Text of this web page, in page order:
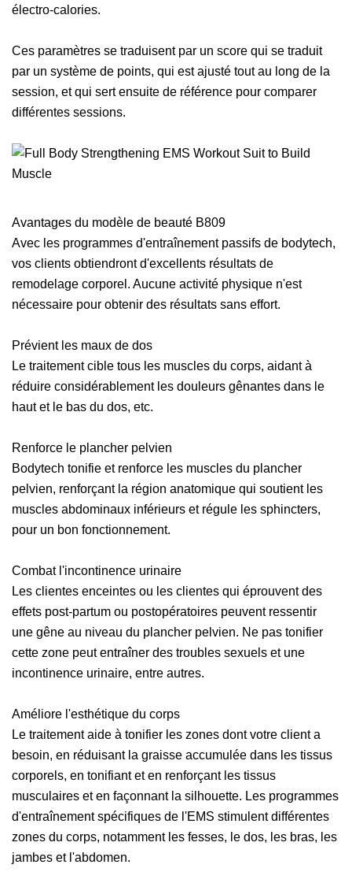
électro-calories.
Ces paramètres se traduisent par un score qui se traduit
par un système de points, qui est ajusté tout au long de la
session, et qui sert ensuite de référence pour comparer
différentes sessions.
Avantages du modèle de beauté B809
Avec les programmes d'entraînement passifs de bodytech,
vos clients obtiendront d'excellents résultats de
remodelage corporel. Aucune activité physique n'est
nécessaire pour obtenir des résultats sans effort.
Prévient les maux de dos
Le traitement cible tous les muscles du corps, aidant à
réduire considérablement les douleurs gênantes dans le
haut et le bas du dos, etc.
Renforce le plancher pelvien
Bodytech tonifie et renforce les muscles du plancher
pelvien, renforçant la région anatomique qui soutient les
muscles abdominaux inférieurs et régule les sphincters,
pour un bon fonctionnement.
Combat l'incontinence urinaire
Les clientes enceintes ou les clientes qui éprouvent des
effets post-partum ou postopératoires peuvent ressentir
une gêne au niveau du plancher pelvien. Ne pas tonifier
cette zone peut entraîner des troubles sexuels et une
incontinence urinaire, entre autres.
Améliore l'esthétique du corps
Le traitement aide à tonifier les zones dont votre client a
besoin, en réduisant la graisse accumulée dans les tissus
corporels, en tonifiant et en renforçant les tissus
musculaires et en façonnant la silhouette. Les programmes
d'entraînement spécifiques de l'EMS stimulent différentes
zones du corps, notamment les fesses, le dos, les bras, les
jambes et l'abdomen.